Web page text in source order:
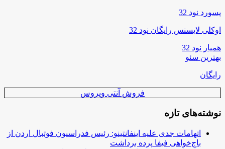
پسورد نود 32
اوکلی لایسنس رایگان نود 32
همیار نود 32
بهترین سئو
رایگان
فروش آنتی ویروس
نوشته‌های تازه
اتهامات جدی علیه اینفانتینو: رئیس فدراسیون فوتبال اردن از
باج‌خواهی فیفا پرده برداشت